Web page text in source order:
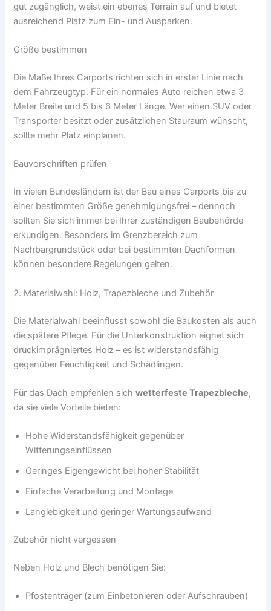
gut zugänglich, weist ein ebenes Terrain auf und bietet
ausreichend Platz zum Ein- und Ausparken.
Größe bestimmen
Die Maße Ihres Carports richten sich in erster Linie nach
dem Fahrzeugtyp. Für ein normales Auto reichen etwa 3
Meter Breite und 5 bis 6 Meter Länge. Wer einen SUV oder
Transporter besitzt oder zusätzlichen Stauraum wünscht,
sollte mehr Platz einplanen.
Bauvorschriften prüfen
In vielen Bundesländern ist der Bau eines Carports bis zu
einer bestimmten Größe genehmigungsfrei – dennoch
sollten Sie sich immer bei Ihrer zuständigen Baubehörde
erkundigen. Besonders im Grenzbereich zum
Nachbargrundstück oder bei bestimmten Dachformen
können besondere Regelungen gelten.
2. Materialwahl: Holz, Trapezbleche und Zubehör
Die Materialwahl beeinflusst sowohl die Baukosten als auch
die spätere Pflege. Für die Unterkonstruktion eignet sich
druckimprägniertes Holz – es ist widerstandsfähig
gegenüber Feuchtigkeit und Schädlingen.
Für das Dach empfehlen sichwetterfeste Trapezbleche,
da sie viele Vorteile bieten:
Hohe Widerstandsfähigkeit gegenüber
Witterungseinflüssen
Geringes Eigengewicht bei hoher Stabilität
Einfache Verarbeitung und Montage
Langlebigkeit und geringer Wartungsaufwand
Zubehör nicht vergessen
Neben Holz und Blech benötigen Sie:
Pfostenträger (zum Einbetonieren oder Aufschrauben)